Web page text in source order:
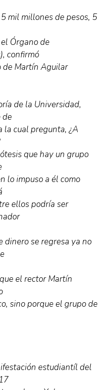
mil millones de pesos, 5
Órgano de
confirmó
de Martín Aguilar
de la Universidad,
de
la cual pregunta, ¿A
que hay un grupo
lo impuso a él como
ellos podría ser
dinero se regresa ya no
el rector Martín
sino porque el grupo de
estudiantíl del